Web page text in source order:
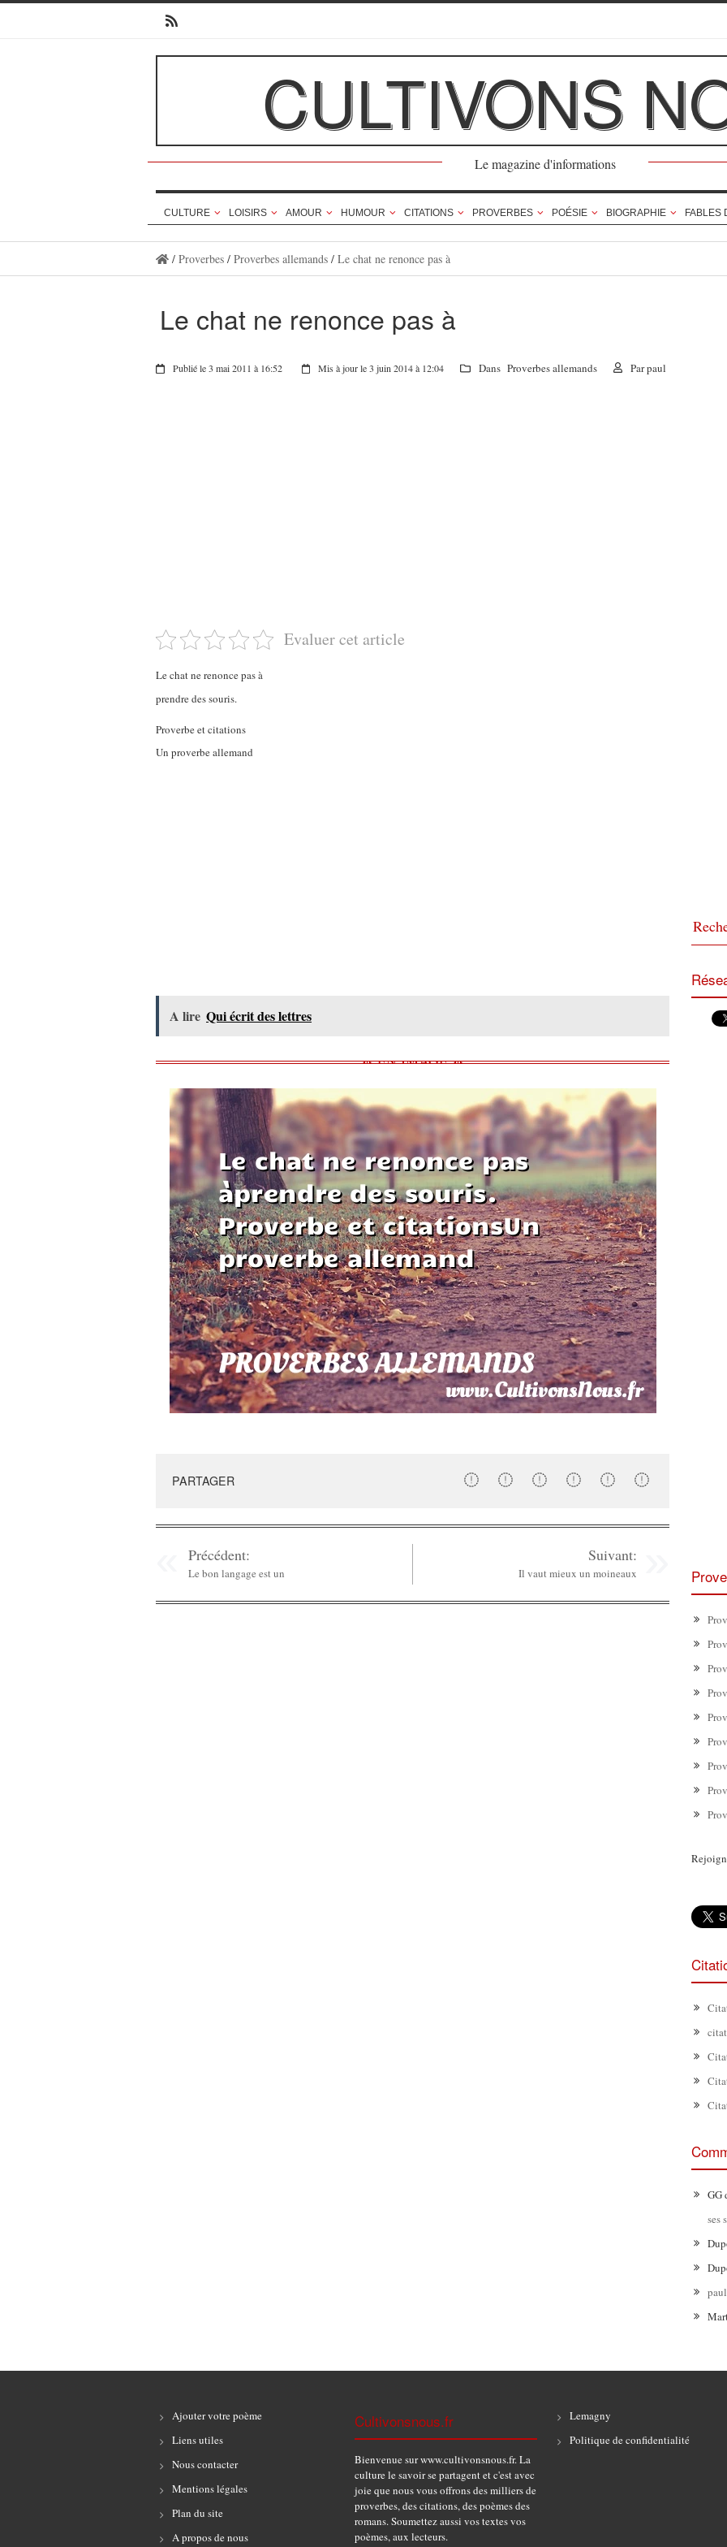
CULTIVONS
Le magazine d'informations
CULTURE LOISIRS AMOUR HUMOUR CITATIONS PROVERBES POÉSIE BIOGRAPHIE FABLES
/ Proverbes/ Proverbes allemands/ Le chat ne renonce pas à
Le chat ne renonce pas à
Publié le 3 mai 2011 à 16:52 Mis à jour le 3 juin 2014 à 12:04 Dans Proverbes allemands Parpaul
Evaluer cet article
Le chat ne renonce pas à
prendre des souris.
Proverbe et citations
Un proverbe allemand
A lire Qui écrit des lettres
PARTAGER
Précédent:
Le bon langage est un
Suivant:
Il vaut mieux un moineaux
GG
ses
paul
Ajouter votre poème
Liens utiles
Nous contacter
Mentions légales
Plan du site
A propos de nous
Cultivonsnous.fr
Bienvenue sur www.cultivonsnous.fr. La
culture le savoir se partagent et c'est avec
joie que nous vous offrons des milliers de
proverbes, des citations, des poèmes des
romans. Soumettez aussi vos textes vos
poèmes, aux lecteurs.
Lemagny
Politique de confidentialité